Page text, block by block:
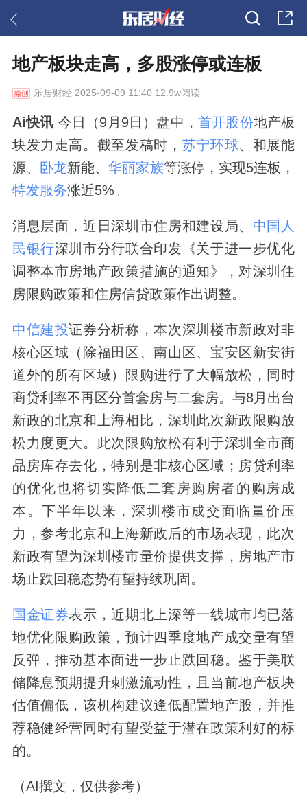
地产板块走高，多股涨停或连板
乐居财经2025-09-09 11:40 12.9w阅读
Ai快讯 今日（9月9日）盘中， 首开股份地产板
块发力走高。截至发稿时， 苏宁环球、和展能
源、 卧龙新能、华丽家族等涨停，实现5连板，
特发服务涨近5%。
消息层面，近日深圳市住房和建设局、 中国人
民银行深圳市分行联合印发《关于进一步优化
调整本市房地产政策措施的通知》，对深圳住
房限购政策和住房信贷政策作出调整。
中信建投证券分析称，本次深圳楼市新政对非
核心区域（除福田区、南山区、宝安区新安街
道外的所有区域）限购进行了大幅放松，同时
商贷利率不再区分首套房与二套房。与8月出台
新政的北京和上海相比，深圳此次新政限购放
松力度更大。此次限购放松有利于深圳全市商
品房库存去化，特别是非核心区域；房贷利率
的优化也将切实降低二套房购房者的购房成
本。下半年以来，深圳楼市成交面临量价压
力，参考北京和上海新政后的市场表现，此次
新政有望为深圳楼市量价提供支撑，房地产市
场止跌回稳态势有望持续巩固。
国金证券表示，近期北上深等一线城市均已落
地优化限购政策，预计四季度地产成交量有望
反弹，推动基本面进一步止跌回稳。鉴于美联
储降息预期提升刺激流动性，且当前地产板块
估值偏低，该机构建议逢低配置地产股，并推
荐稳健经营同时有望受益于潜在政策利好的标
的。
（AI撰文，仅供参考）